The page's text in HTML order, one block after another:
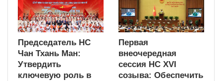
Председатель НС
Чан Тхань Ман:
Утвердить
ключевую роль в
Первая
внеочередная
сессия НС XVI
созыва: Обеспечить